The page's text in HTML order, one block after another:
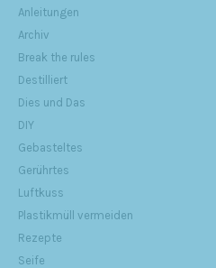
Anleitungen
Archiv
Break the rules
Destilliert
Dies und Das
DIY
Gebasteltes
Gerührtes
Luftkuss
Plastikmüll vermeiden
Rezepte
Seife